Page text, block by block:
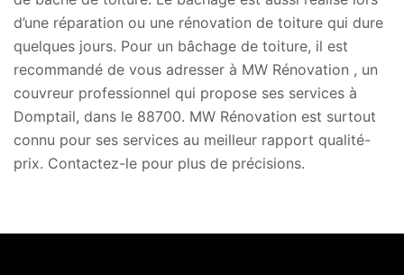
d’une réparation ou une rénovation de toiture qui dure
quelques jours. Pour un bâchage de toiture, il est
recommandé de vous adresser à MW Rénovation , un
couvreur professionnel qui propose ses services à
Domptail, dans le 88700. MW Rénovation est surtout
connu pour ses services au meilleur rapport qualité-
prix. Contactez-le pour plus de précisions.